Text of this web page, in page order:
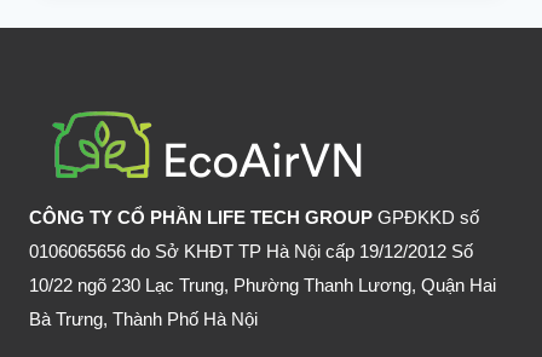
KHI
TRONG
NHÀ
CÔNG TY CỔ PHẦN LIFE TECH GROUP GPĐKKD số
0106065656 do Sở KHĐT TP Hà Nội cấp 19/12/2012 Số
10/22 ngõ 230 Lạc Trung, Phường Thanh Lương, Quận Hai
Bà Trưng, Thành Phố Hà Nội